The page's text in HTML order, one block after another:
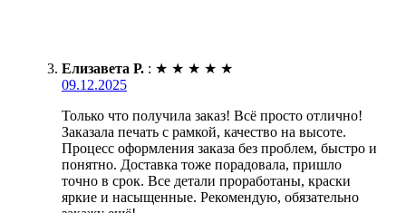
Елизавета Р. : ★ ★ ★ ★ ★
09.12.2025
Только что получила заказ! Всё просто отлично!
Заказала печать с рамкой, качество на высоте.
Процесс оформления заказа без проблем, быстро и
понятно. Доставка тоже порадовала, пришло
точно в срок. Все детали проработаны, краски
яркие и насыщенные. Рекомендую, обязательно